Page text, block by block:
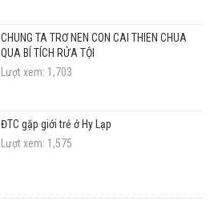
CHÚNG TA TRỞ NÊN CON CÁI THIÊN CHÚA
QUA BÍ TÍCH RỬA TỘI
Lượt xem: 1,703
ĐTC gặp giới trẻ ở Hy Lạp
Lượt xem: 1,575